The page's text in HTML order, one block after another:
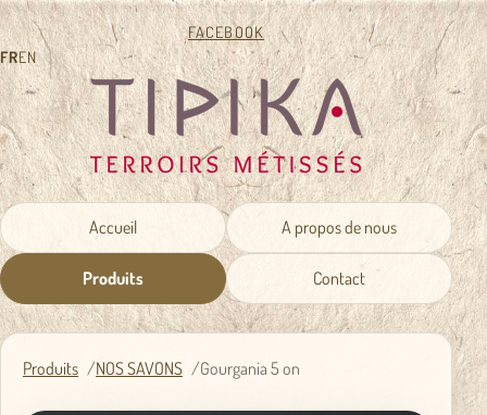
FACEBOOK
FREN
Accueil A propos de nous
Produits Contact
Produits NOS SAVONS Gourgania 5 on